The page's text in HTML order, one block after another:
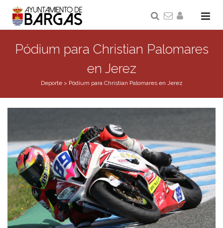
Pódium para Christian Palomares
en Jerez
Deporte> Pódium para Christian Palomares en Jerez